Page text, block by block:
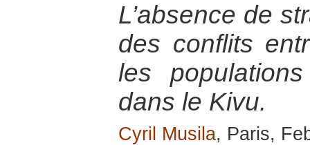
L’absence de
des conflits
les
dans le Kivu.
Cyril Musila, Paris,